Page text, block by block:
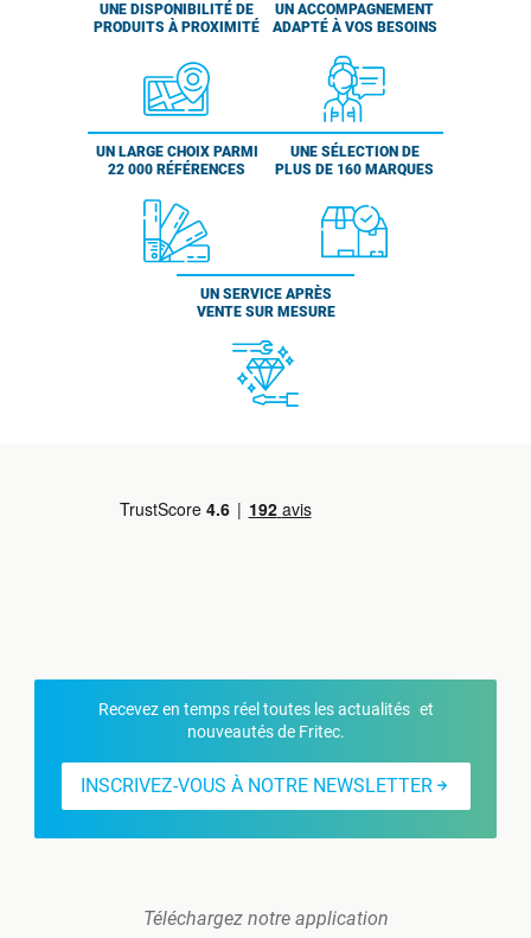
UNE DISPONIBILITÉ DE
PRODUITS À PROXIMITÉ
UN ACCOMPAGNEMENT
ADAPTÉ À VOS BESOINS
UN LARGE CHOIX PARMI
22 000 RÉFÉRENCES
UNE SÉLECTION DE
PLUS DE 160 MARQUES
UN SERVICE APRÈS
VENTE SUR MESURE
Recevez en temps réel toutes les actualités et
nouveautés de Fritec.
INSCRIVEZ-VOUS À NOTRE NEWSLETTER
Téléchargez notre application